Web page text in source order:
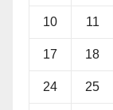
10 11
17 18
24 25